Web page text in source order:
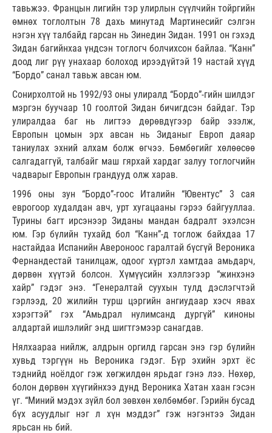
тавьжээ. Францын лигийн тэр улирлын сүүлчийн тойргийн
өмнөх тоглолтын 78 дахь минутад Мартинесийг сэлгэн
нэгэн хүү талбайд гарсан нь Зинедин Зидан. 1991 он гэхэд
Зидан багийнхаа үндсэн тоглогч болчихсон байлаа. “Канн”
доод лиг рүү унахаар болоход ирээдүйтэй 19 настай хүүд
“Бордо” санал тавьж авсан юм.
Сонирхолтой нь 1992/93 оны улиралд “Бордо”-гийн шилдэг
мэргэн буучаар 10 гоолтой Зидан бичигдсэн байдаг. Тэр
улиралдаа баг нь лигтээ дөрөвдүгээр байр эзэлж,
Европын цомын эрх авсан нь Зиданыг Европ даяар
таниулах эхний алхам болж өгчээ. Бөмбөгийг хөлөөсөө
салгадаггүй, талбайг маш гярхай хардаг залуу тоглогчийн
чадварыг Европын грандууд олж харав.
1996 оны зун “Бордо”-гоос Италийн “Ювентус” 3 сая
еврогоор худалдан авч, урт хугацааны гэрээ байгууллаа.
Турины багт ирсэнээр Зиданы мандан бадралт эхэлсэн
юм. Гэр бүлийн тухайд бол “Канн”-д тоглож байхдаа 17
настайдаа Испанийн Авероноос гаралтай бүсгүй Вероника
Фернандестай танилцаж, одоог хүртэл хамтдаа амьдарч,
дөрвөн хүүтэй болсон. Хүмүүсийн хэллэгээр “жинхэнэ
хайр” гэдэг энэ. “Генералтай суухын тулд дэслэгчтэй
гэрлээд, 20 жилийн турш цэргийн ангиудаар хэсч явах
хэрэгтэй” гэх “Амьдрал нулимсанд дургүй” киноны
алдартай ишлэлийг энд шигтгэмээр санагдав.
Нялхаараа нийлж, алдрын оргилд гарсан энэ гэр бүлийн
хувьд тэргүүн нь Вероника гэдэг. Бүр эхийн эрхт ёс
тэднийд ноёлдог гэж хөгжилдөн ярьдаг гэнэ лээ. Нөхөр,
болон дөрвөн хүүгийнхээ дунд Вероника Хатан хаан гэсэн
үг. “Миний мэдэх зүйл бол зөвхөн хөлбөмбөг. Гэрийн бусад
бүх асуудлыг нэг л хүн мэддэг” гэж нэгэнтээ Зидан
ярьсан нь бий.